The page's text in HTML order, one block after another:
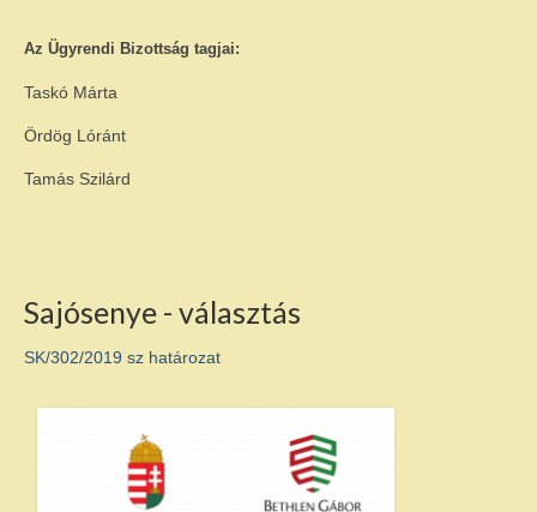
Az Ügyrendi Bizottság tagjai:
Taskó Márta
Ördög Lóránt
Tamás Szilárd
Sajósenye - választás
SK/302/2019 sz határozat